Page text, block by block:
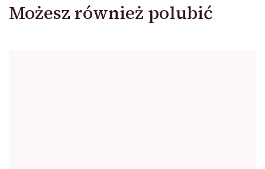
Możesz również polubić